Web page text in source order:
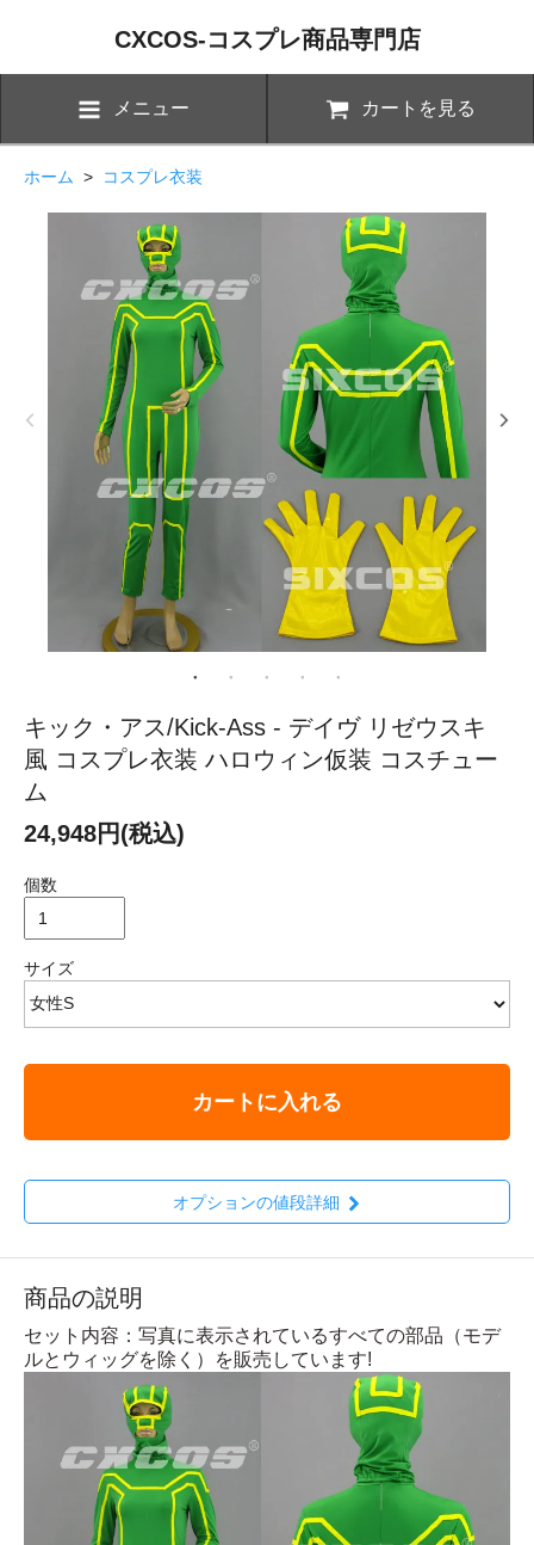
CXCOS-コスプレ商品専門店
メニュー カートを見る
ホーム > コスプレ衣装
キック・アス/Kick-Ass - デイヴ リゼウスキ
風 コスプレ衣装 ハロウィン仮装 コスチュー
ム
24,948円(税込)
個数
サイズ
カートに入れる
オプションの値段詳細
商品の説明
セット内容：写真に表示されているすべての部品（モデ
ルとウィッグを除く）を販売しています!